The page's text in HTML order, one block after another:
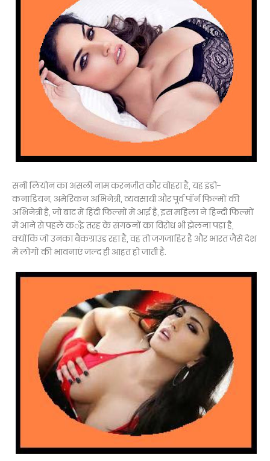
सनी लियोन का असली नाम करनजीत कौर वोहरा है, यह इंडो-
कनाडियन, अमेरिकन अभिनेत्री, व्‍यवसायी और पूर्व पॉर्न फिल्‍मों की
अभिनेत्री है, जो बाद में हिंदी फिल्मों में आई है, इस महिला ने हिन्‍दी फिल्‍मों
में आने से पहले कर्इ तरह के संगठनों का विरोध भी झेलना पड़ा है,
क्‍योंकि जो उनका बैकग्राउंड रहा है, व‍‍ह तो जगजाहिर है और भारत जैसे देश
में लोगों की भावनाएं जल्‍द ही आ‍हत हो जाती है.